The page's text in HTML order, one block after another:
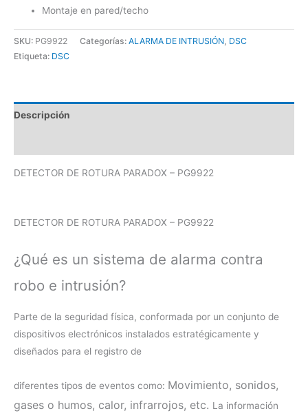
Montaje en pared/techo
SKU: PG9922 Categorías: ALARMA DE INTRUSIÓN, DSC
Etiqueta: DSC
Descripción
DETECTOR DE ROTURA PARADOX – PG9922
DETECTOR DE ROTURA PARADOX – PG9922
¿Qué es un sistema de alarma contra
robo e intrusión?
Parte de la seguridad física, conformada por un conjunto de
dispositivos electrónicos instalados estratégicamente y
diseñados para el registro de
diferentes tipos de eventos como: Movimiento, sonidos,
gases o humos, calor, infrarrojos, etc. La información